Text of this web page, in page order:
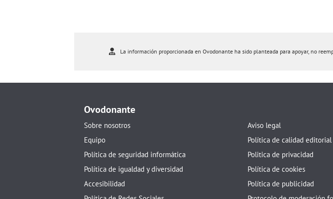
La información proporcionada en Ovodonante ha sido planteada para apoyar, no
Ovodonante
Sobre nosotros
Equipo
Política de seguridad informática
Política de igualdad y diversidad
Accesibilidad
Aviso legal
Política de calidad editorial
Politica de privacidad
Política de cookies
Política de publicidad